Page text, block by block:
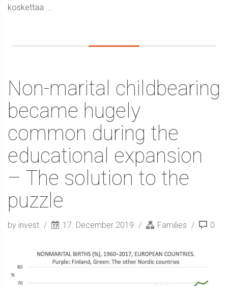
koskettaa ...
Non-marital childbearing
became hugely
common during the
educational expansion
– The solution to the
puzzle
by invest 17. December 2019 Families 0